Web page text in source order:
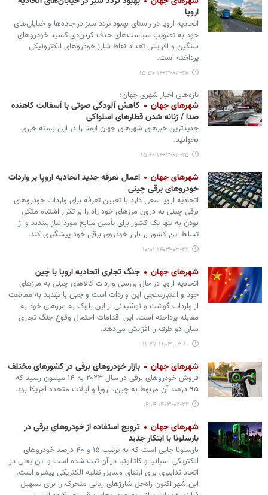
اروپا
اتحادیه اروپا در راستای بهبود تردد سبز در جاده‌ها و خیابان‌های
خود به تصویب سیاست‌های حذف کربن‌دی‌اکسید خودروهای
سنگین و افزایش تعداد نقاط شارژ خودروهای الکترونیکی
پرداخته است.
۱۴۰۳-۰۳-۲۸ ۱۵:۵۶
تازه‌های اخبار شهری جهان؛
شهرهای جهان
کاهش آلودگی صوتی با آسفالت کاهنده
صدا / زنانه شدن قطارهای اسلواکی
جدیدترین خبرهای شهرهای جهان ایمنا را در این بسته خبری
بخوانید.
۱۴۰۳-۰۳-۲۵ ۱۵:۰۰
شهرهای جهان
اعمال تعرفه جدید اتحادیه اروپا بر واردات
خودروهای برقی چینی
اتحادیه اروپا سعی دارد با تعیین تعرفه برای واردات خودروهای
برقی چینی به درون مرزهای خود راه را بر تکرار اشتباه متکی
بودن به تنها یک کشور برای تأمین منابع مورد نیاز ببندند و از
تسلط این کشور بر بازار خودروی برقی خود پیشگیری کند.
۱۴۰۳-۰۳-۲۲ ۱۰:۰۱
شهرهای جهان جنگ تجاری اتحادیه اروپا با چین
اتحادیه اروپا در حال بررسی واردات کالاهای چینی به مرزهای
خود و اعتبارسنجی این واردات است و چین با تهدید به ممانعت
از واردات گوشت و نوشیدنی از این بلوک به مرزهای خود به
مقابله پرداخته است. این اقدامات احتمال وقوع جنگ تجاری
میان دو طرف را افزایش می‌دهد.
۱۴۰۳-۰۳-۱۰ ۱۱:۲۷
شهرهای جهان بازار خودروهای برقی در کشورهای مختلف
فروش خودروهای برقی در سال ۲۰۲۳ به ۱۴ میلیون رسید که
۹۵ درصد آن مربوط به چین، اروپا و ایالات متحده امریکا بود.
۱۴۰۳-۰۲-۲۲ ۱۶:۱۴
شهرهای جهان
ترویج استفاده از خودروهای برقی در
بارسلونا با ابتکار جدید
بارسلونا جایی است که به ترتیب ۱۵ و ۴۰ درصد خودروهای
الکتریکی اسپانیا و کاتالونیا در آن ثبت شده‌ است و این یعنی در
اتخاذ تدابیری برای ارتقای وسایل نقلیه الکتریکی پیشرو است.
این شهر اکنون راه‌حل شارژهای رباتی متحرک را برای تسهیل